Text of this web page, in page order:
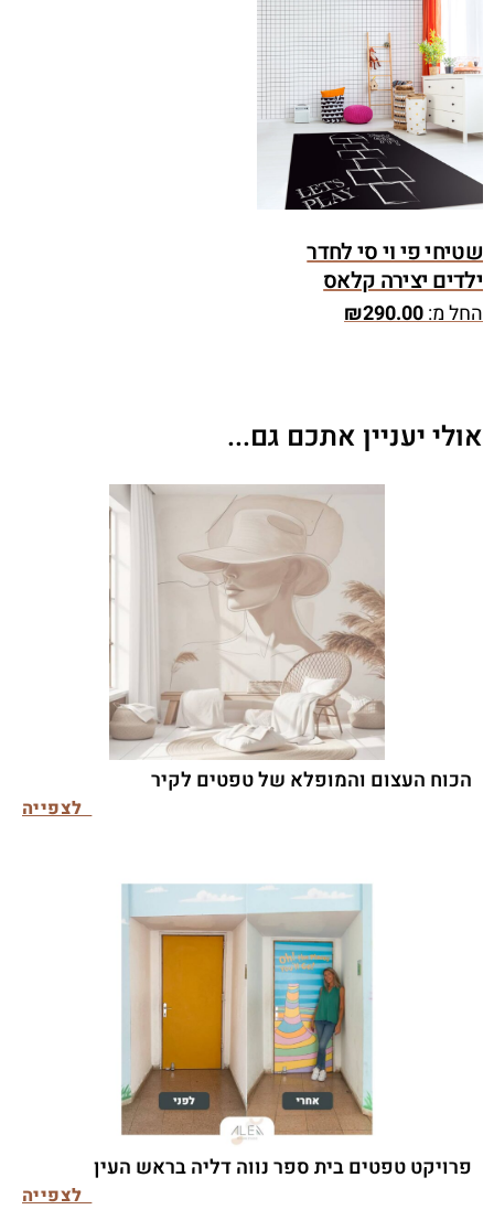
שטיחי פי וי סי לחדר
ילדים יצירה קלאס
החל מ: ₪290.00
אולי יעניין אתכם גם...
הכוח העצום והמופלא של טפטים לקיר
לצפייה
פרויקט טפטים בית ספר נווה דליה בראש העין
לצפייה